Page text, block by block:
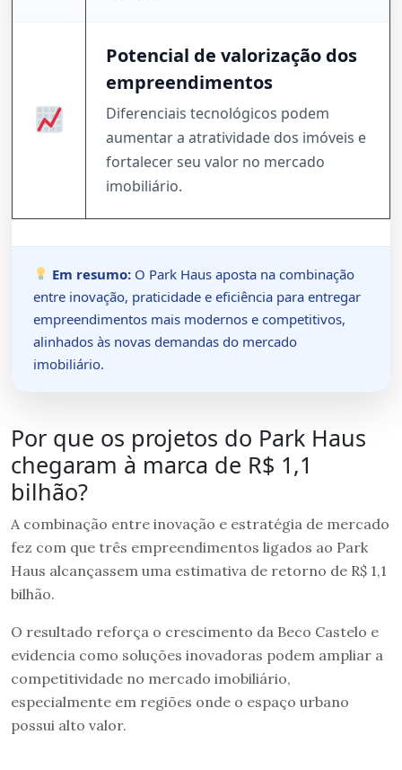
Potencial de valorização dos
empreendimentos
Diferenciais tecnológicos podem
aumentar a atratividade dos imóveis e
fortalecer seu valor no mercado
imobiliário.
Em resumo: O Park Haus aposta na combinação
entre inovação, praticidade e eficiência para entregar
empreendimentos mais modernos e competitivos,
alinhados às novas demandas do mercado
imobiliário.
Por que os projetos do Park Haus
chegaram à marca de R$ 1,1
bilhão?
A combinação entre inovação e estratégia de mercado
fez com que três empreendimentos ligados ao Park
Haus alcançassem uma estimativa de retorno de R$ 1,1
bilhão.
O resultado reforça o crescimento da Beco Castelo e
evidencia como soluções inovadoras podem ampliar a
competitividade no mercado imobiliário,
especialmente em regiões onde o espaço urbano
possui alto valor.